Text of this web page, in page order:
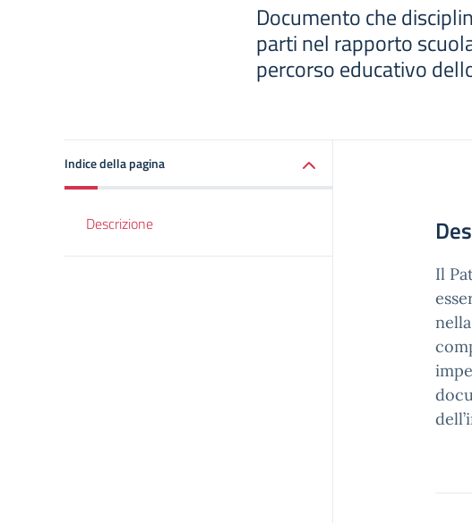
Documento che
parti nel rapporto
percorso educativo
Indice della pagina
Descrizione
Il